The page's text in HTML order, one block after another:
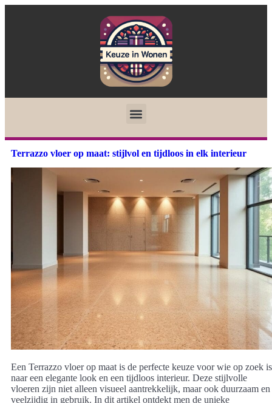
Terrazzo vloer op maat: stijlvol en tijdloos in elk interieur
Een Terrazzo vloer op maat is de perfecte keuze voor wie op zoek is
naar een elegante look en een tijdloos interieur. Deze stijlvolle
vloeren zijn niet alleen visueel aantrekkelijk, maar ook duurzaam en
veelzijdig in gebruik. In dit artikel ontdekt men de unieke